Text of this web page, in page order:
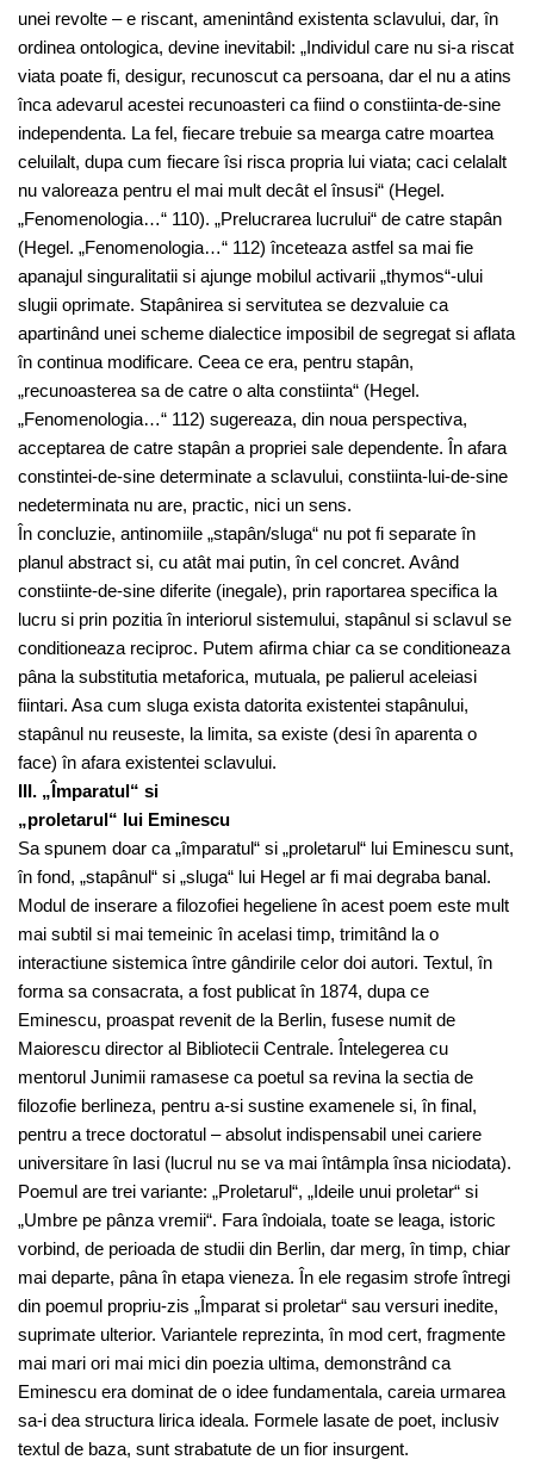
unei revolte – e riscant, amenintând existenta sclavului, dar, în
ordinea ontologica, devine inevitabil: „Individul care nu si-a riscat
viata poate fi, desigur, recunoscut ca persoana, dar el nu a atins
înca adevarul acestei recunoasteri ca fiind o constiinta-de-sine
independenta. La fel, fiecare trebuie sa mearga catre moartea
celuilalt, dupa cum fiecare îsi risca propria lui viata; caci celalalt
nu valoreaza pentru el mai mult decât el însusi“ (Hegel.
„Fenomenologia…“ 110). „Prelucrarea lucrului“ de catre stapân
(Hegel. „Fenomenologia…“ 112) înceteaza astfel sa mai fie
apanajul singuralitatii si ajunge mobilul activarii „thymos“-ului
slugii oprimate. Stapânirea si servitutea se dezvaluie ca
apartinând unei scheme dialectice imposibil de segregat si aflata
în continua modificare. Ceea ce era, pentru stapân,
„recunoasterea sa de catre o alta constiinta“ (Hegel.
„Fenomenologia…“ 112) sugereaza, din noua perspectiva,
acceptarea de catre stapân a propriei sale dependente. În afara
constintei-de-sine determinate a sclavului, constiinta-lui-de-sine
nedeterminata nu are, practic, nici un sens.
În concluzie, antinomiile „stapân/sluga“ nu pot fi separate în
planul abstract si, cu atât mai putin, în cel concret. Având
constiinte-de-sine diferite (inegale), prin raportarea specifica la
lucru si prin pozitia în interiorul sistemului, stapânul si sclavul se
conditioneaza reciproc. Putem afirma chiar ca se conditioneaza
pâna la substitutia metaforica, mutuala, pe palierul aceleiasi
fiintari. Asa cum sluga exista datorita existentei stapânului,
stapânul nu reuseste, la limita, sa existe (desi în aparenta o
face) în afara existentei sclavului.
III. „Împaratul“ si
„proletarul“ lui Eminescu
Sa spunem doar ca „împaratul“ si „proletarul“ lui Eminescu sunt,
în fond, „stapânul“ si „sluga“ lui Hegel ar fi mai degraba banal.
Modul de inserare a filozofiei hegeliene în acest poem este mult
mai subtil si mai temeinic în acelasi timp, trimitând la o
interactiune sistemica între gândirile celor doi autori. Textul, în
forma sa consacrata, a fost publicat în 1874, dupa ce
Eminescu, proaspat revenit de la Berlin, fusese numit de
Maiorescu director al Bibliotecii Centrale. Întelegerea cu
mentorul Junimii ramasese ca poetul sa revina la sectia de
filozofie berlineza, pentru a-si sustine examenele si, în final,
pentru a trece doctoratul – absolut indispensabil unei cariere
universitare în Iasi (lucrul nu se va mai întâmpla însa niciodata).
Poemul are trei variante: „Proletarul“, „Ideile unui proletar“ si
„Umbre pe pânza vremii“. Fara îndoiala, toate se leaga, istoric
vorbind, de perioada de studii din Berlin, dar merg, în timp, chiar
mai departe, pâna în etapa vieneza. În ele regasim strofe întregi
din poemul propriu-zis „Împarat si proletar“ sau versuri inedite,
suprimate ulterior. Variantele reprezinta, în mod cert, fragmente
mai mari ori mai mici din poezia ultima, demonstrând ca
Eminescu era dominat de o idee fundamentala, careia urmarea
sa-i dea structura lirica ideala. Formele lasate de poet, inclusiv
textul de baza, sunt strabatute de un fior insurgent.